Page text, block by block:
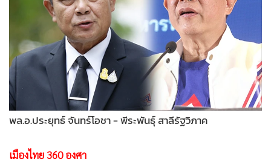
MGR Live
Infographic
• การเมือง
• ท่องเที่ยว
•
•
• Special Scoop
• จีน
พล.อ.ประยุทธ์ จันทร์โอชา - พีระพันธุ์ สาลีรัฐวิภาค
เมืองไทย 360 องศา